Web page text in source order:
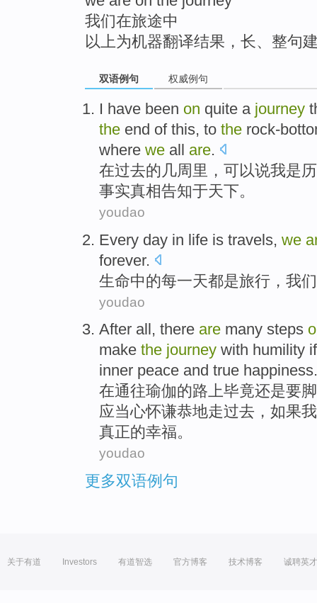
我们在旅途中
以上为机器翻译结果，长、整句
双语例句 权威例句
I have been on quite a journey
the end of this, to the rock-
where we all are.
在过去的 几周里 ，可以说我是
事实真相告知于天下。
youdao
Every day in life is travels, we
forever.
生命中的每一天都是旅行 ， 我们
youdao
After all , there are many steps
make the journey with humility if
inner peace and true happiness.
在通往瑜伽的路上毕竟还是要
应当心怀谦恭地走过去 ， 如果
真正的幸福。
youdao
更多双语例句
关于有道 Investors 有道智选 官方博客 技术博客 诚聘英才